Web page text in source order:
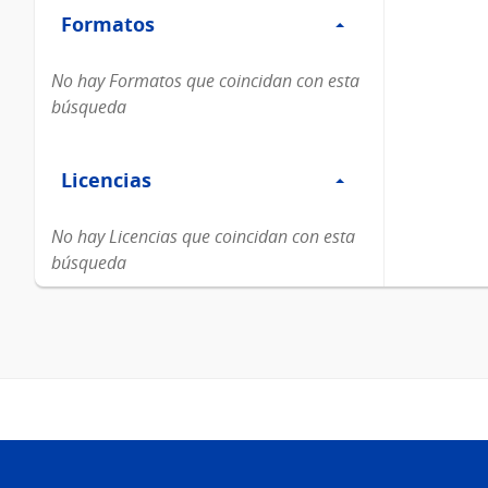
Formatos
Formatos
No hay Formatos que coincidan con esta
búsqueda
Licencias
Licencias
No hay Licencias que coincidan con esta
búsqueda